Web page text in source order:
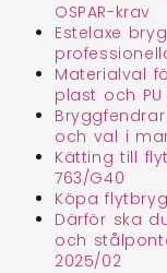
OSPAR-krav
Estelaxe
Materialval
plast och
och val i
Kätting till
763/G40
Köpa
Därför ska
och
2025/02